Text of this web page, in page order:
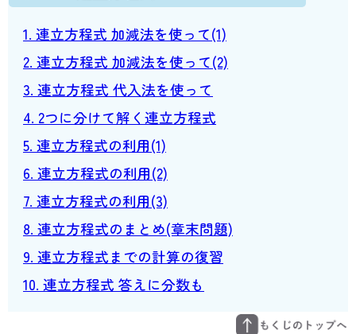
1. 連立方程式 加減法を使って(1)
2. 連立方程式 加減法を使って(2)
3. 連立方程式 代入法を使って
4. 2つに分けて解く連立方程式
5. 連立方程式の利用(1)
6. 連立方程式の利用(2)
7. 連立方程式の利用(3)
8. 連立方程式のまとめ(章末問題)
9. 連立方程式までの計算の復習
10. 連立方程式 答えに分数も